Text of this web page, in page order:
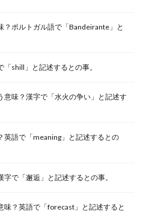
？ポルトガル語で「Bandeirante」と
「shill」と記述するとの事。
意味？漢字で「水火の争い」と記述す
英語で「meaning」と記述するとの
字で「邂逅」と記述するとの事。
味？英語で「forecast」と記述すると